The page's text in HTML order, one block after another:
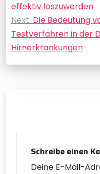
effektiv loszuwerden
Next: Die Bedeutung
Testverfahren in der
Hirnerkrankungen
Schreibe einen
Deine E-Mail-